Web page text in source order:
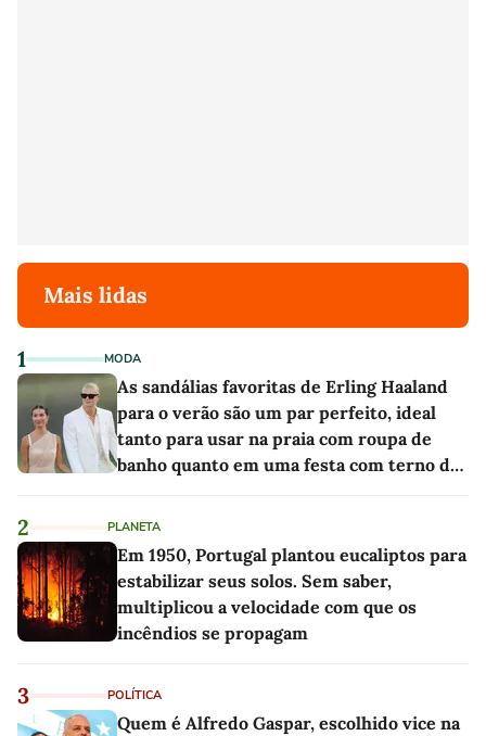
Mais lidas
1 MODA
As sandálias favoritas de Erling Haaland
para o verão são um par perfeito, ideal
tanto para usar na praia com roupa de
banho quanto em uma festa com terno de
2 PLANETA
Em 1950, Portugal plantou eucaliptos para
estabilizar seus solos. Sem saber,
multiplicou a velocidade com que os
incêndios se propagam
3 POLÍTICA
Quem é Alfredo Gaspar, escolhido vice na